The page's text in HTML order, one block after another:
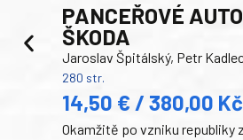
PANCEŘOVÉ
ŠKODA
Jaroslav Špitálský, Petr
280 str.
14,50 € / 380,00 Kč
Okamžitě po vzniku republiky